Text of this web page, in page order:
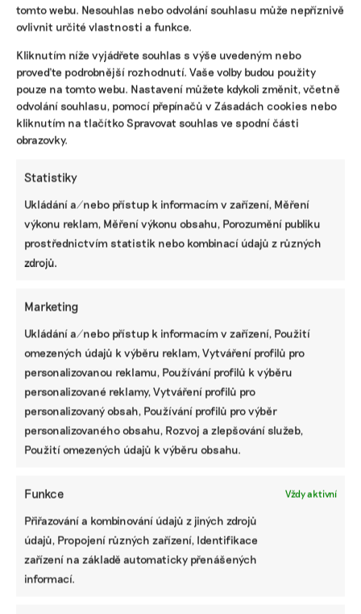
tomto webu. Nesouhlas nebo odvolání souhlasu může nepříznivě
ovlivnit určité vlastnosti a funkce.
Kliknutím níže vyjádřete souhlas s výše uvedeným nebo
proveďte podrobnější rozhodnutí. Vaše volby budou použity
pouze na tomto webu. Nastavení můžete kdykoli změnit, včetně
odvolání souhlasu, pomocí přepínačů v Zásadách cookies nebo
kliknutím na tlačítko Spravovat souhlas ve spodní části
obrazovky.
Statistiky
Ukládání a/nebo přístup k informacím v zařízení, Měření
výkonu reklam, Měření výkonu obsahu, Porozumění publiku
prostřednictvím statistik nebo kombinací údajů z různých
zdrojů.
Marketing
Ukládání a/nebo přístup k informacím v zařízení, Použití
omezených údajů k výběru reklam, Vytváření profilů pro
personalizovanou reklamu, Používání profilů k výběru
personalizované reklamy, Vytváření profilů pro
personalizovaný obsah, Používání profilů pro výběr
personalizovaného obsahu, Rozvoj a zlepšování služeb,
Použití omezených údajů k výběru obsahu.
Funkce Vždy aktivní
Přiřazování a kombinování údajů z jiných zdrojů
údajů, Propojení různých zařízení, Identifikace
zařízení na základě automaticky přenášených
informací.
Reklama
Pomozte udržet důležité
Díky vaší podpoře se můžeme pustit do témat,
která by jinak nevznikla.
Přispějte na vznik obsahu.